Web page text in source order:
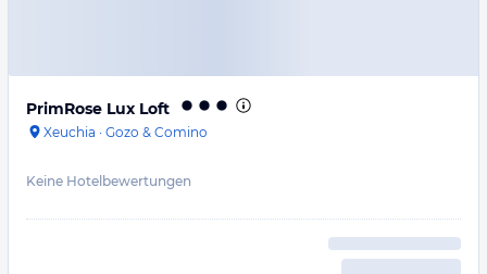
PrimRose Lux Loft
Xeuchia · Gozo & Comino
Keine Hotelbewertungen